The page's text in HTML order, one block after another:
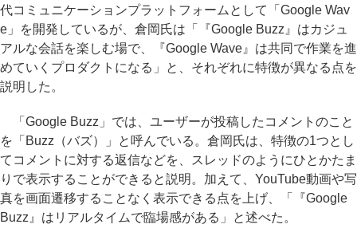
代コミュニケーションプラットフォームとして「Google Wav
e」を開発しているが、倉岡氏は「『Google Buzz』はカジュ
アルな会話を楽しむ場で、『Google Wave』は共同で作業を進
めていくプロダクトになる」と、それぞれに特徴が異なる点を
説明した。
「Google Buzz」では、ユーザーが投稿したコメントのこと
を「Buzz（バズ）」と呼んでいる。倉岡氏は、特徴の1つとし
てコメントに対する返信などを、スレッドのようにひとかたま
りで表示することができると説明。加えて、YouTube動画や写
真を画面遷移することなく表示できる点を上げ、「『Google
Buzz』はリアルタイムで臨場感がある」と述べた。